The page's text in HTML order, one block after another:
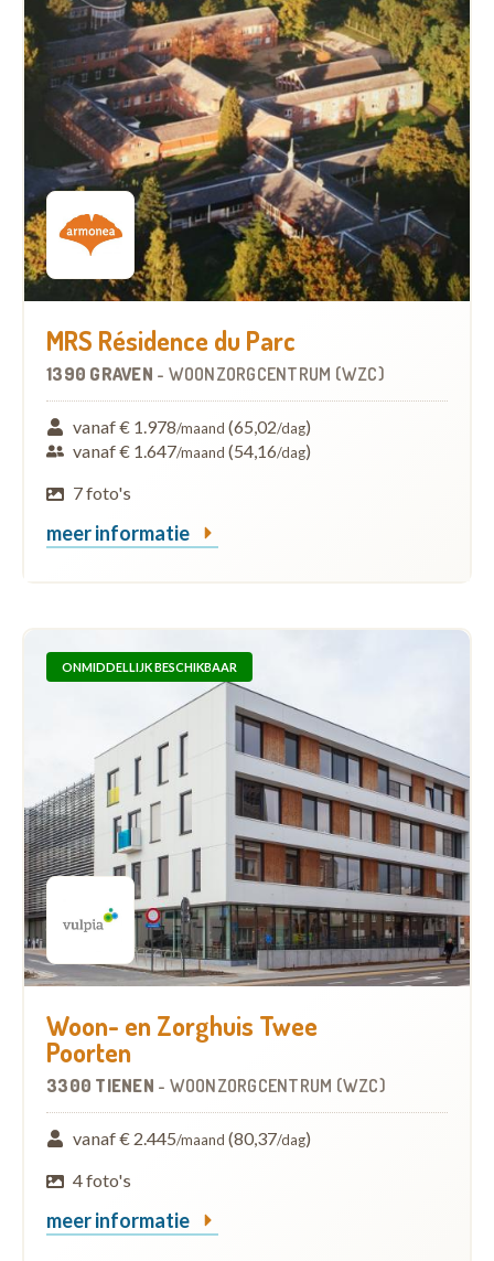
MRS Résidence du Parc
1390 GRAVEN - WOONZORGCENTRUM (WZC)
vanaf € 1.978/maand (65,02/dag)
vanaf € 1.647/maand (54,16/dag)
7 foto's
meer informatie
ONMIDDELLIJK BESCHIKBAAR
Woon- en Zorghuis Twee
Poorten
3300 TIENEN - WOONZORGCENTRUM (WZC)
vanaf € 2.445/maand (80,37/dag)
4 foto's
meer informatie